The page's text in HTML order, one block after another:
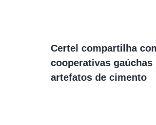
Certel compartilha
cooperativas
artefatos de cimento